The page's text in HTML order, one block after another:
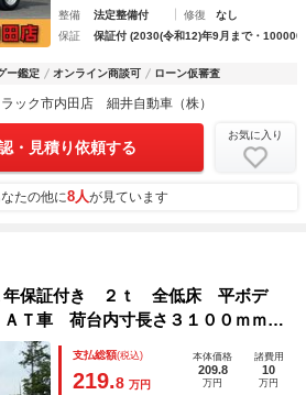
整備
法定整備付 修復
なし
保証
保証付 (2030(令和12)年9月まで・
ー鑑定 オンライン商談可 ローン仮審査
ラック市内田店 細井自動車（株）
・見積り依頼する
お気に入り
たの他に8人が見ています
保証付き ２ｔ 全低床 平ボデ
Ｔ車 荷台内寸長さ３１００ｍｍ
坂道発進補助装置 ２トン ２トン
平ボディ 標準 電動格納ミラー
支払総額(税込)
219.8 万円
本体価格
209.8
万円
諸費用
10
万円